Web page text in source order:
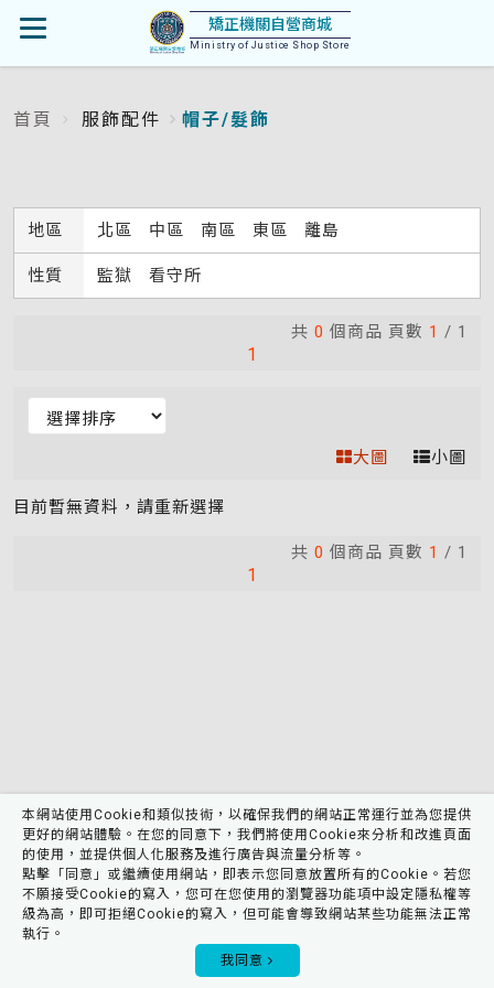
開
啟
單
矯正機關自營商城
Ministry of Justice Shop Store
首
頁
:::
首頁 服飾配件 帽子/髮飾
地區 北區 中區 南區 東區 離島
性質 監獄 看守所
1
共 0 個商品 頁數 1 / 1
更
套
用
排
序)
大圖 小圖
目前暫無資料，請重新選擇
1
共 0 個商品 頁數 1 / 1
本網站使用Cookie和類似技術，以確保我們的網站正常運行並為您提供
更好的網站體驗。在您的同意下，我們將使用Cookie來分析和改進頁面
的使用，並提供個人化服務及進行廣告與流量分析等。
點擊「同意」或繼續使用網站，即表示您同意放置所有的Cookie。若您
不願接受Cookie的寫入，您可在您使用的瀏覽器功能項中設定隱私權等
級為高，即可拒絕Cookie的寫入，但可能會導致網站某些功能無法正常
執行。
我同意